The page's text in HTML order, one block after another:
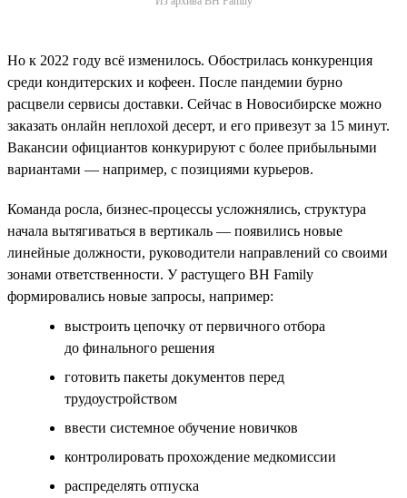
Но к 2022 году всё изменилось. Обострилась конкуренция
среди кондитерских и кофеен. После пандемии бурно
расцвели сервисы доставки. Сейчас в Новосибирске можно
заказать онлайн неплохой десерт, и его привезут за 15 минут.
Вакансии официантов конкурируют с более прибыльными
вариантами — например, с позициями курьеров.
Команда росла, бизнес-процессы усложнялись, структура
начала вытягиваться в вертикаль — появились новые
линейные должности, руководители направлений со своими
зонами ответственности. У растущего BH Family
формировались новые запросы, например:
выстроить цепочку от первичного отбора
до финального решения
готовить пакеты документов перед
трудоустройством
ввести системное обучение новичков
контролировать прохождение медкомиссии
распределять отпуска